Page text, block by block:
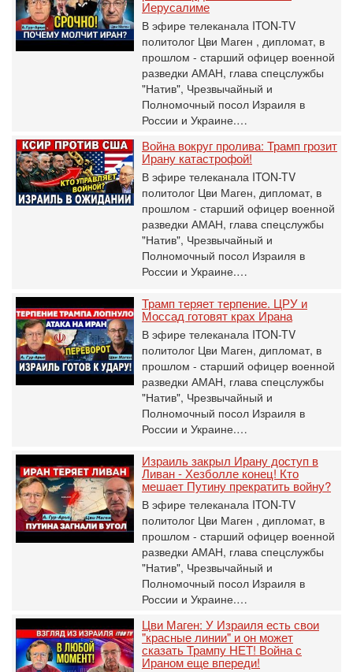
Иерусалиме
В эфире телеканала ITON-TV
политолог Цви Маген , дипломат, в
прошлом - старший офицер военной
разведки АМАН, глава спецслужбы
"Натив", ‎Чрезвычайный и
Полномочный посол Израиля в
России и Украине.…
Война вокруг пролива: Трамп грозит
Ирану катастрофой!
В эфире телеканала ITON-TV
политолог Цви Маген, дипломат, в
прошлом - старший офицер военной
разведки АМАН, глава спецслужбы
"Натив", ‎Чрезвычайный и
Полномочный посол Израиля в
России и Украине.…
Трамп теряет терпение. ЦРУ и
Моссад готовят крах Ирана
В эфире телеканала ITON-TV
политолог Цви Маген, дипломат, в
прошлом - старший офицер военной
разведки АМАН, глава спецслужбы
"Натив", ‎Чрезвычайный и
Полномочный посол Израиля в
России и Украине.…
Израиль закрыл Ирану доступ в
Ливан - Хезболле конец! Кто
мешает Путину прекратить войну?
В эфире телеканала ITON-TV
политолог Цви Маген , дипломат, в
прошлом - старший офицер военной
разведки АМАН, глава спецслужбы
"Натив", ‎Чрезвычайный и
Полномочный посол Израиля в
России и Украине.…
Цви Маген: У Израиля есть свои
"красные линии" и он может
сказать Трампу НЕТ! Война с
Ираном еще впереди!